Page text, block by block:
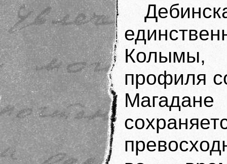
Колымы,
профиля